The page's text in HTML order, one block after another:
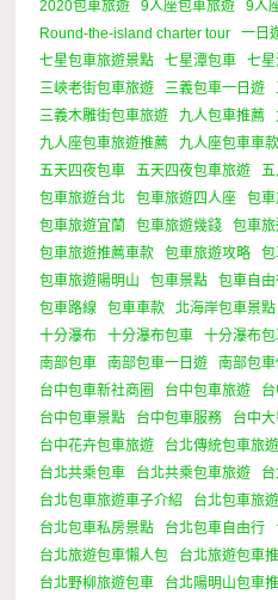
2020包車旅遊 9人座包車旅遊 9人
Round-the-island charter tour
一日
七星包車旅遊景點
七星潭包車 七
三峽老街包車旅遊
三義包車一日遊
三義木雕街包車旅遊
九人包車推薦
九人座包車旅遊推薦
九人座包車車
五天四夜包車
五天四夜包車旅遊
包車旅遊台北
包車旅遊四人座 包
包車旅遊宜蘭
包車旅遊幾錢 包車
包車旅遊推薦車款
包車旅遊攻略
包車旅遊陽明山
包車景點 包車自
包車路線
包車車款 北海岸包車景點
十分瀑布
十分瀑布包車 十分瀑布
南部包車
南部包車一日遊 南部包
台中包車新社商圈
台中包車旅遊
台中包車景點
台中包車服務
台中
台中花卉包車旅遊
台北傳統包車旅遊
台北共乘包車
台北共乘包車旅遊
台北包車旅遊車子介紹
台北包車旅
台北包車私房景點
台北包車自由行
台北旅遊包車懶人包
台北旅遊包車
台北野柳旅遊包車
台北陽明山包車